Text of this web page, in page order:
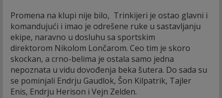
Promena na klupi nije bilo, Trinkijeri je ostao glavni i
komandujući i imao je odrešene ruke u sastavljanju
ekipe, naravno u dosluhu sa sportskim
direktorom Nikolom Lončarom. Ceo tim je skoro
skockan, a crno-belima je ostala samo jedna
nepoznata u vidu dovođenja beka šutera. Do sada su
se pominjali Endrju Gaudlok, Šon Kilpatrik, Tajler
Enis, Endrju Herison i Vejn Zelden.